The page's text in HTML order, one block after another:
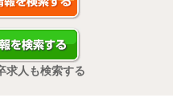
求人も検索する